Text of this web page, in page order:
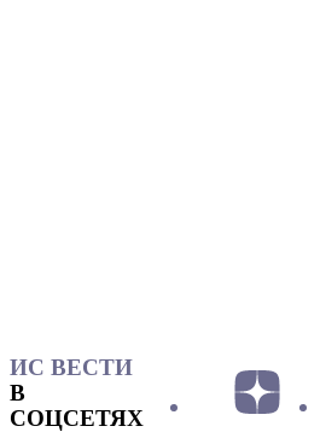
ИС ВЕСТИ
В
СОЦСЕТЯХ